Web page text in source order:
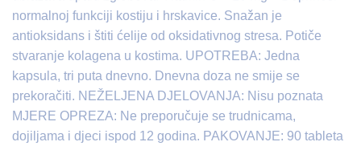
normalnoj funkciji kostiju i hrskavice. Snažan je
antioksidans i štiti ćelije od oksidativnog stresa. Potiče
stvaranje kolagena u kostima. UPOTREBA: Jedna
kapsula, tri puta dnevno. Dnevna doza ne smije se
prekoračiti. NEŽELJENA DJELOVANJA: Nisu poznata
MJERE OPREZA: Ne preporučuje se trudnicama,
dojiljama i djeci ispod 12 godina. PAKOVANJE: 90 tableta